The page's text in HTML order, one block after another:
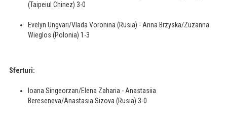
(Taipeiul Chinez) 3-0
Evelyn Ungvari/Vlada Voronina (Rusia) - Anna Brzyska/Zuzanna
Wieglos (Polonia) 1-3
Sferturi:
Ioana Sîngeorzan/Elena Zaharia - Anastasiia
Bereseneva/Anastasia Sizova (Rusia) 3-0